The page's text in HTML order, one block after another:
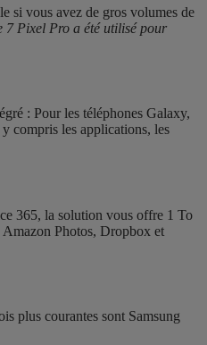
si vous avez de gros volumes de
Pixel Pro a été utilisé pour
: Pour les téléphones Galaxy,
compris les applications, les
365, la solution vous offre 1 To
Amazon Photos, Dropbox et
plus courantes sont Samsung